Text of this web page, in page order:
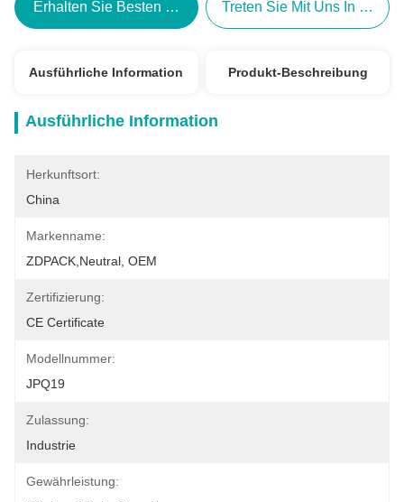
Erhalten Sie Besten Preis Treten Sie Mit Uns In
Ausführliche Information Produkt-Beschreibung
Ausführliche Information
Herkunftsort:
China
Markenname:
ZDPACK,Neutral, OEM
Zertifizierung:
CE Certificate
Modellnummer:
JPQ19
Zulassung:
Industrie
Gewährleistung: